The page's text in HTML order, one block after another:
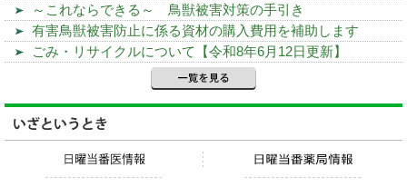
～これならできる～ 鳥獣被害対策の手引き
有害鳥獣被害防止に係る資材の購入費用を補助します
ごみ・リサイクルについて【令和8年6月12日更新】